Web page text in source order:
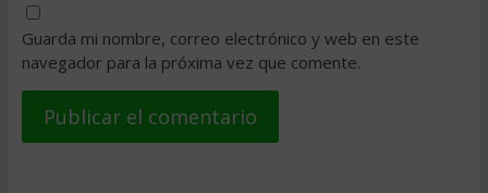
Guarda mi nombre, correo electrónico y web en este
navegador para la próxima vez que comente.